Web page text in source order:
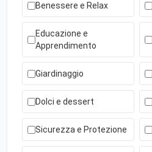
Benessere e Relax
Educazione e
Apprendimento
Giardinaggio
Dolci e dessert
Sicurezza e Protezione